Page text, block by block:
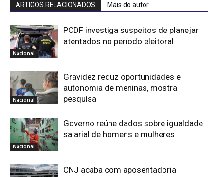
ARTIGOS RELACIONADOS Mais do autor
Nacional
PCDF investiga suspeitos de planejar
atentados no período eleitoral
Nacional
Gravidez reduz oportunidades e
autonomia de meninas, mostra
pesquisa
Nacional
Governo reúne dados sobre igualdade
salarial de homens e mulheres
CNJ acaba com aposentadoria